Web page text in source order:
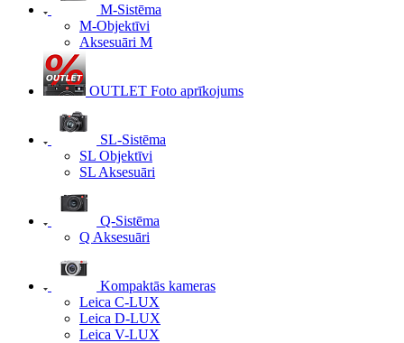
M-Sistēma
M-Objektīvi
Aksesuāri M
OUTLET Foto aprīkojums
SL-Sistēma
SL Objektīvi
SL Aksesuāri
Q-Sistēma
Q Aksesuāri
Kompaktās kameras
Leica C-LUX
Leica D-LUX
Leica V-LUX